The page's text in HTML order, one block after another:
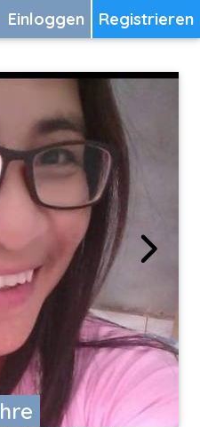
Registrieren
Einloggen